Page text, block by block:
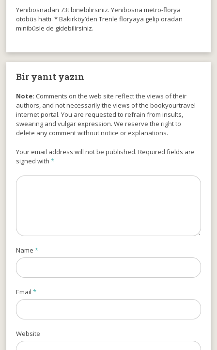
Yenibosnadan 73t binebilirsiniz. Yenibosna metro-florya
otobüs hattı. * Bakırköy’den Trenle floryaya gelip oradan
minibüsle de gidebilirsiniz.
Bir yanıt yazın
Note: Comments on the web site reflect the views of their
authors, and not necessarily the views of the bookyourtravel
internet portal. You are requested to refrain from insults,
swearing and vulgar expression. We reserve the right to
delete any comment without notice or explanations.
Your email address will not be published. Required fields are
signed with*
Name*
Email*
Website